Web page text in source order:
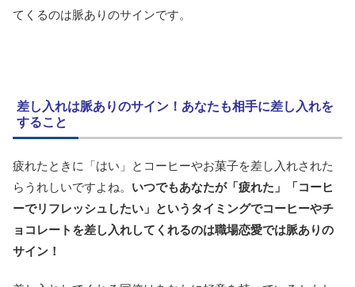
てくるのは脈ありのサインです。
差し入れは脈ありのサイン！あなたも相手に差し入れを
すること
疲れたときに「はい」とコーヒーやお菓子を差し入れされた
らうれしいですよね。 いつでもあなたが「疲れた」「コーヒ
ーでリフレッシュしたい」というタイミングでコーヒーやチ
ョコレートを差し入れしてくれるのは職場恋愛では脈ありの
サイン！